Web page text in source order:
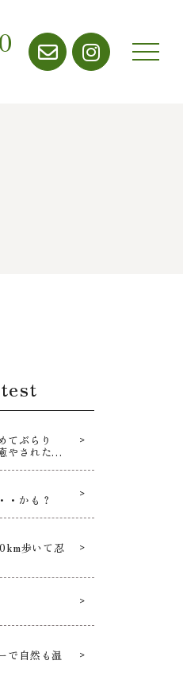
メニ
てぶらり
やされた寄
・かも？
歩いて忍
で自然も温